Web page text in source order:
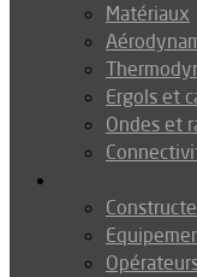
Matériaux
Ergols et
Ondes et